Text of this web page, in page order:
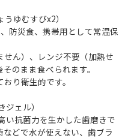
ゆむすびx2）
防災食、携帯用として常温保
ん）、レンジ不要（加熱せ
のまま食べられます。
り衛生的です。
ェル）
い抗菌⼒を⽣かした⻭磨きで
どで⽔が使えない、⻭ブラ